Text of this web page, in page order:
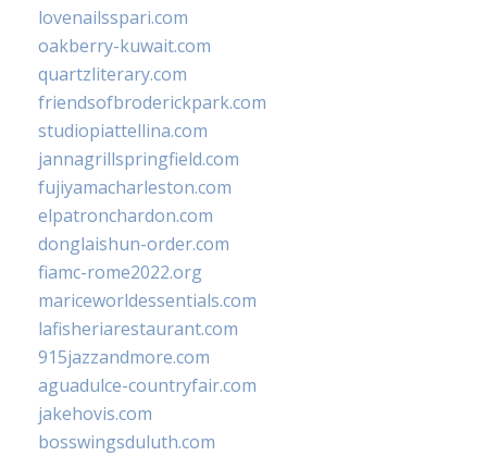
lovenailsspari.com
oakberry-kuwait.com
quartzliterary.com
friendsofbroderickpark.com
studiopiattellina.com
jannagrillspringfield.com
fujiyamacharleston.com
elpatronchardon.com
donglaishun-order.com
fiamc-rome2022.org
mariceworldessentials.com
lafisheriarestaurant.com
915jazzandmore.com
aguadulce-countryfair.com
jakehovis.com
bosswingsduluth.com